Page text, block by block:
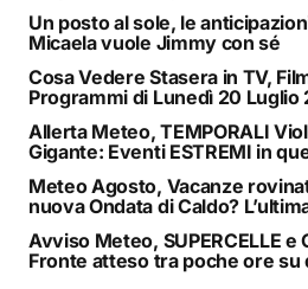
Un posto al sole, le
Micaela vuole Jimmy con sé
Cosa Vedere Stasera in TV,
Programmi di Lunedì 20 Luglio
Allerta Meteo, TEMPORALI
Gigante: Eventi ESTREMI in
Meteo Agosto, Vacanze
nuova Ondata di Caldo?
Avviso Meteo, SUPERCELLE e
Fronte atteso tra poche ore